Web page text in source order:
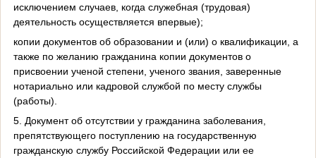
исключением случаев, когда служебная (трудовая)
деятельность осуществляется впервые);
копии документов об образовании и (или) о квалификации, а
также по желанию гражданина копии документов о
присвоении ученой степени, ученого звания, заверенные
нотариально или кадровой службой по месту службы
(работы).
5. Документ об отсутствии у гражданина заболевания,
препятствующего поступлению на государственную
гражданскую службу Российской Федерации или ее